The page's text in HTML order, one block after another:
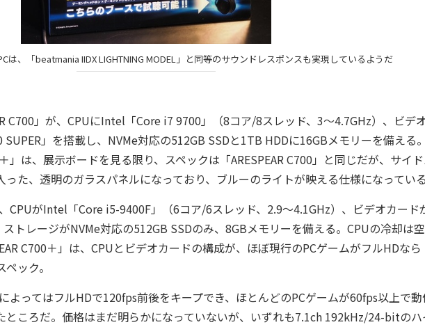
は、「beatmania IIDX LIGHTNING MODEL」と同等のサウンドレスポンスも実現しているようだ
C700」が、CPUにIntel「Core i7 9700」（8コア/8スレッド、3～4.7GHz）、ビデ
SUPER」を搭載し、NVMe対応の512GB SSDと1TB HDDに16GBメモリーを備える
」は、展示ボードを見る限り、スペックは「ARESPEAR C700」と同じだが、サイ
た、透明のガラスパネルになっており、ブルーのライトが映える仕様になっている
CPUがIntel「Core i5-9400F」（6コア/6スレッド、2.9～4.1GHz）、ビデオカード
トレージがNVMe対応の512GB SSDのみ、8GBメモリーを備える。CPUの冷却は空
C700＋」は、CPUとビデオカードの構成が、ほぼ現行のPCゲームがフルHDなら
ック。
によってはフルHDで120fps前後をキープでき、ほとんどのPCゲームが60fps以上で
ところだ。価格はまだ明らかになっていないが、いずれも7.1ch 192kHz/24-bitのハ